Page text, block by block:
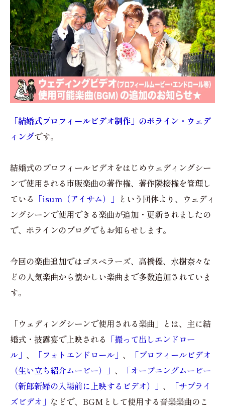
「結婚式プロフィールビデオ制作」のポライン・ウェデ
ィングです。
結婚式のプロフィールビデオをはじめウェディングシー
ンで使用される市販楽曲の著作権、著作隣接権を管理し
ている 「isum（アイサム）」 という団体より、ウェディ
ングシーンで使用できる楽曲が追加・更新されましたの
で、ポラインのブログでもお知らせします。
今回の楽曲追加ではゴスペラーズ、高橋優、水樹奈々な
どの人気楽曲から懐かしい楽曲まで多数追加されていま
す。
「ウェディングシーンで使用される楽曲」とは、主に結
婚式・披露宴で上映される 「撮って出しエンドロー
ル」 、 「フォトエンドロール」 、
「プロフィールビデオ
（生い立ち紹介ムービー）」 、
「オープニングムービー
（新郎新婦の入場前に上映するビデオ）」 、
「サプライ
ズビデオ」 などで、BGMとして使用する音楽楽曲のこ